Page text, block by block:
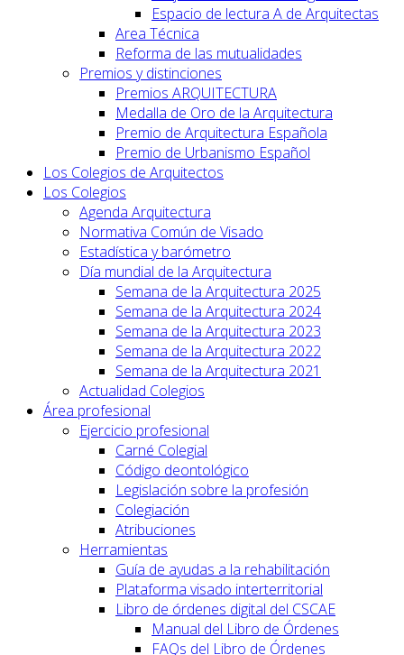
Espacio de lectura A de Arquitectas
Area Técnica
Reforma de las mutualidades
Premios y distinciones
Premios ARQUITECTURA
Medalla de Oro de la Arquitectura
Premio de Arquitectura Española
Premio de Urbanismo Español
Los Colegios de Arquitectos
Los Colegios
Agenda Arquitectura
Normativa Común de Visado
Estadística y barómetro
Día mundial de la Arquitectura
Semana de la Arquitectura 2025
Semana de la Arquitectura 2024
Semana de la Arquitectura 2023
Semana de la Arquitectura 2022
Semana de la Arquitectura 2021
Actualidad Colegios
Área profesional
Ejercicio profesional
Carné Colegial
Código deontológico
Legislación sobre la profesión
Colegiación
Atribuciones
Herramientas
Guía de ayudas a la rehabilitación
Plataforma visado interterritorial
Libro de órdenes digital del CSCAE
Manual del Libro de Órdenes
FAQs del Libro de Órdenes